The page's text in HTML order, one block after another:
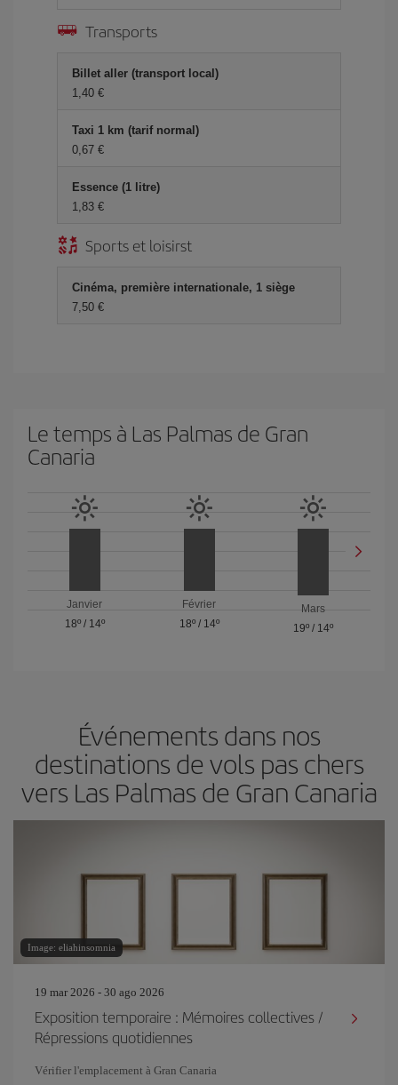
Transports
Billet aller (transport local)
1,40 €
Taxi 1 km (tarif normal)
0,67 €
Essence (1 litre)
1,83 €
Sports et loisirst
Cinéma, première internationale, 1 siège
7,50 €
Le temps à Las Palmas de Gran
Canaria
Janvier
18º/ 14º
Février
18º/ 14º
Mars
19º / 14º
Événements dans nos
destinations de vols pas chers
vers Las Palmas de Gran Canaria
Image: eliahinsomnia
19 mar 2026 - 30 ago 2026
Exposition temporaire : Mémoires collectives /
Répressions quotidiennes
Vérifier l'emplacement à Gran Canaria